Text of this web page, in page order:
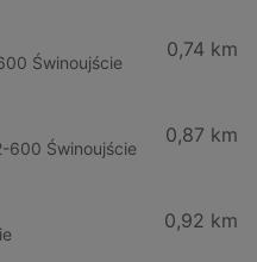
Świnoujście
0,74 km
600 Świnoujście
0,87 km
0,92 km